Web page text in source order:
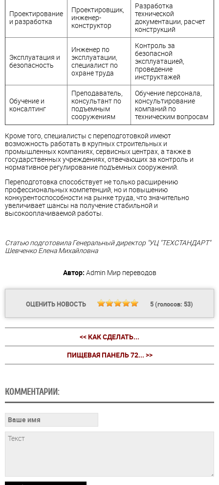
Проектирование
и разработка
Проектировщик,
инженер-
конструктор
Разработка
технической
документации, расчет
конструкций
Эксплуатация и
безопасность
Инженер по
эксплуатации,
специалист по
охране труда
Контроль за
безопасной
эксплуатацией,
проведение
инструктажей
Обучение и
консалтинг
Преподаватель,
консультант по
подъемным
сооружениям
Обучение персонала,
консультирование
компаний по
техническим вопросам
Кроме того, специалисты с переподготовкой имеют
возможность работать в крупных строительных и
промышленных компаниях, сервисных центрах, а также в
государственных учреждениях, отвечающих за контроль и
нормативное регулирование подъемных сооружений.
Переподготовка способствует не только расширению
профессиональных компетенций, но и повышению
конкурентоспособности на рынке труда, что значительно
увеличивает шансы на получение стабильной и
высокооплачиваемой работы.
Статью подготовила Генеральный директор "УЦ "ТЕХСТАНДАРТ"
Шевченко Елена Михайловна
Автор: Admin Мир переводов
ОЦЕНИТЬ НОВОСТЬ 5(голосов: 53)
<< КАК СДЕЛАТЬ...
ПИЩЕВАЯ ПАНЕЛЬ 72... >>
КОММЕНТАРИИ: